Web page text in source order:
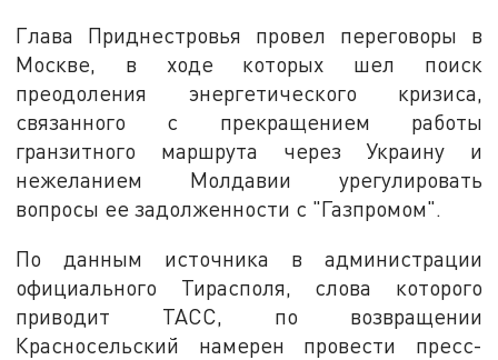
Глава Приднестровья провел переговоры в
Москве, в ходе которых шел поиск
преодоления энергетического кризиса,
связанного с прекращением работы
гранзитного маршрута через Украину и
нежеланием Молдавии урегулировать
вопросы ее задолженности с "Газпромом".
По данным источника в администрации
официального Тирасполя, слова которого
приводит ТАСС, по возвращении
Красносельский намерен провести пресс-